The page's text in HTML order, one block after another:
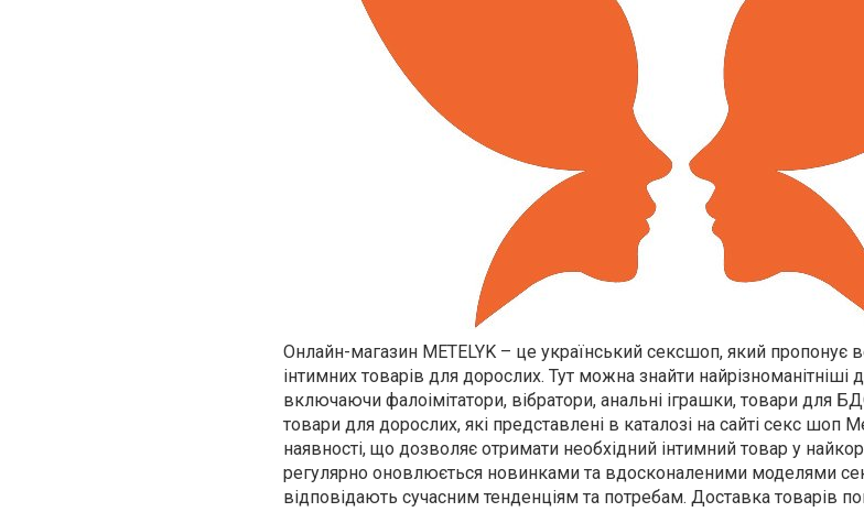
Онлайн-магазин METELYK – це український сексшоп, який пропонує
інтимних товарів для дорослих. Тут можна знайти
включаючи фалоімітатори, вібратори, анальні іграшки, товари для
товари для дорослих, які представлені в каталозі на сайті секс шоп
наявності, що дозволяє отримати необхідний інтимний товар у
регулярно оновлюється новинками та вдосконаленими моделями
відповідають сучасним тенденціям та потребам. Доставка товарів